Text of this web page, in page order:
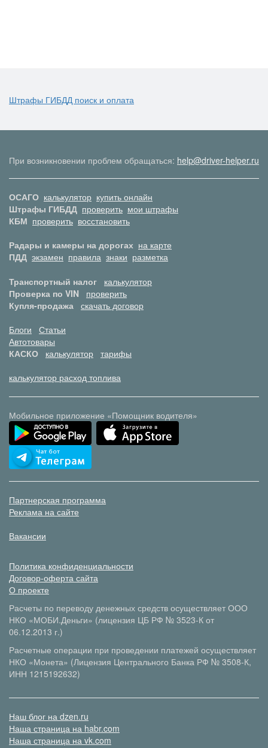
Штрафы ГИБДД поиск и оплата
При возникновении проблем обращаться: help@driver-helper.ru
ОСАГО калькулятор купить онлайн
Штрафы ГИБДД проверить мои штрафы
КБМ проверить восстановить
Радары и камеры на дорогах на карте
ПДД экзамен правила знаки разметка
Транспортный налог
калькулятор
Проверка по VIN
проверить
Купля-продажа скачать договор
Блоги
Статьи
Автотовары
КАСКО
калькулятор тарифы
калькулятор расход топлива
Мобильное приложение «Помощник водителя»
Партнерская программа
Реклама на сайте
Вакансии
Политика конфиденциальности
Договор-оферта сайта
О проекте
Расчеты по переводу денежных средств осуществляет ООО
НКО «МОБИ.Деньги» (лицензия ЦБ РФ № 3523-К от
06.12.2013 г.)
Расчетные операции при проведении платежей осуществляет
НКО «Монета» (Лицензия Центрального Банка РФ № 3508-К,
ИНН 1215192632)
Наш блог на dzen.ru
Наша страница на habr.com
Наша страница на vk.com